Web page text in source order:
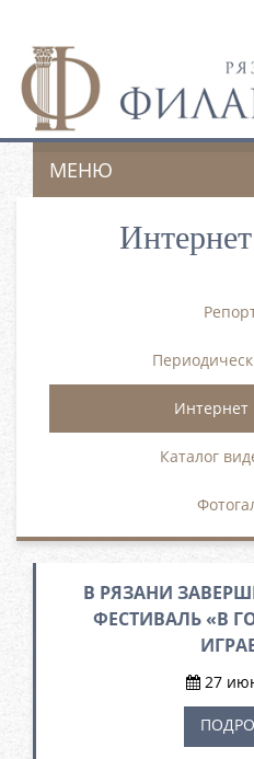
МЕНЮ
Интернет
Каталог
В РЯЗАНИ
ФЕСТИВАЛЬ «В
27